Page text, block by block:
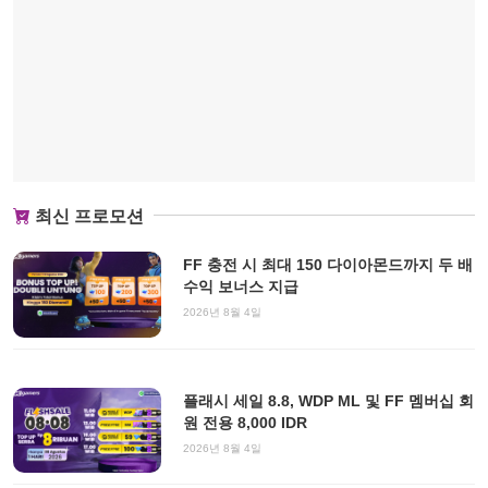
최신 프로모션
FF 충전 시 최대 150 다이아몬드까지 두 배
수익 보너스 지급
2026년 8월 4일
플래시 세일 8.8, WDP ML 및 FF 멤버십 회
원 전용 8,000 IDR
2026년 8월 4일